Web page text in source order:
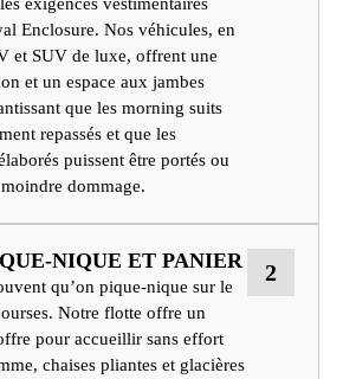
Enclosure. Nos véhicules, en
et SUV de luxe, offrent une
et un espace aux jambes
que les morning suits
repassés et que les
puissent être portés ou
dommage.
NIQUE ET PANIER
qu’on pique-nique sur le
Notre flotte offre un
pour accueillir sans effort
chaises pliantes et glacières
2